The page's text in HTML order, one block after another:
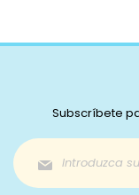
Subscríbete
a